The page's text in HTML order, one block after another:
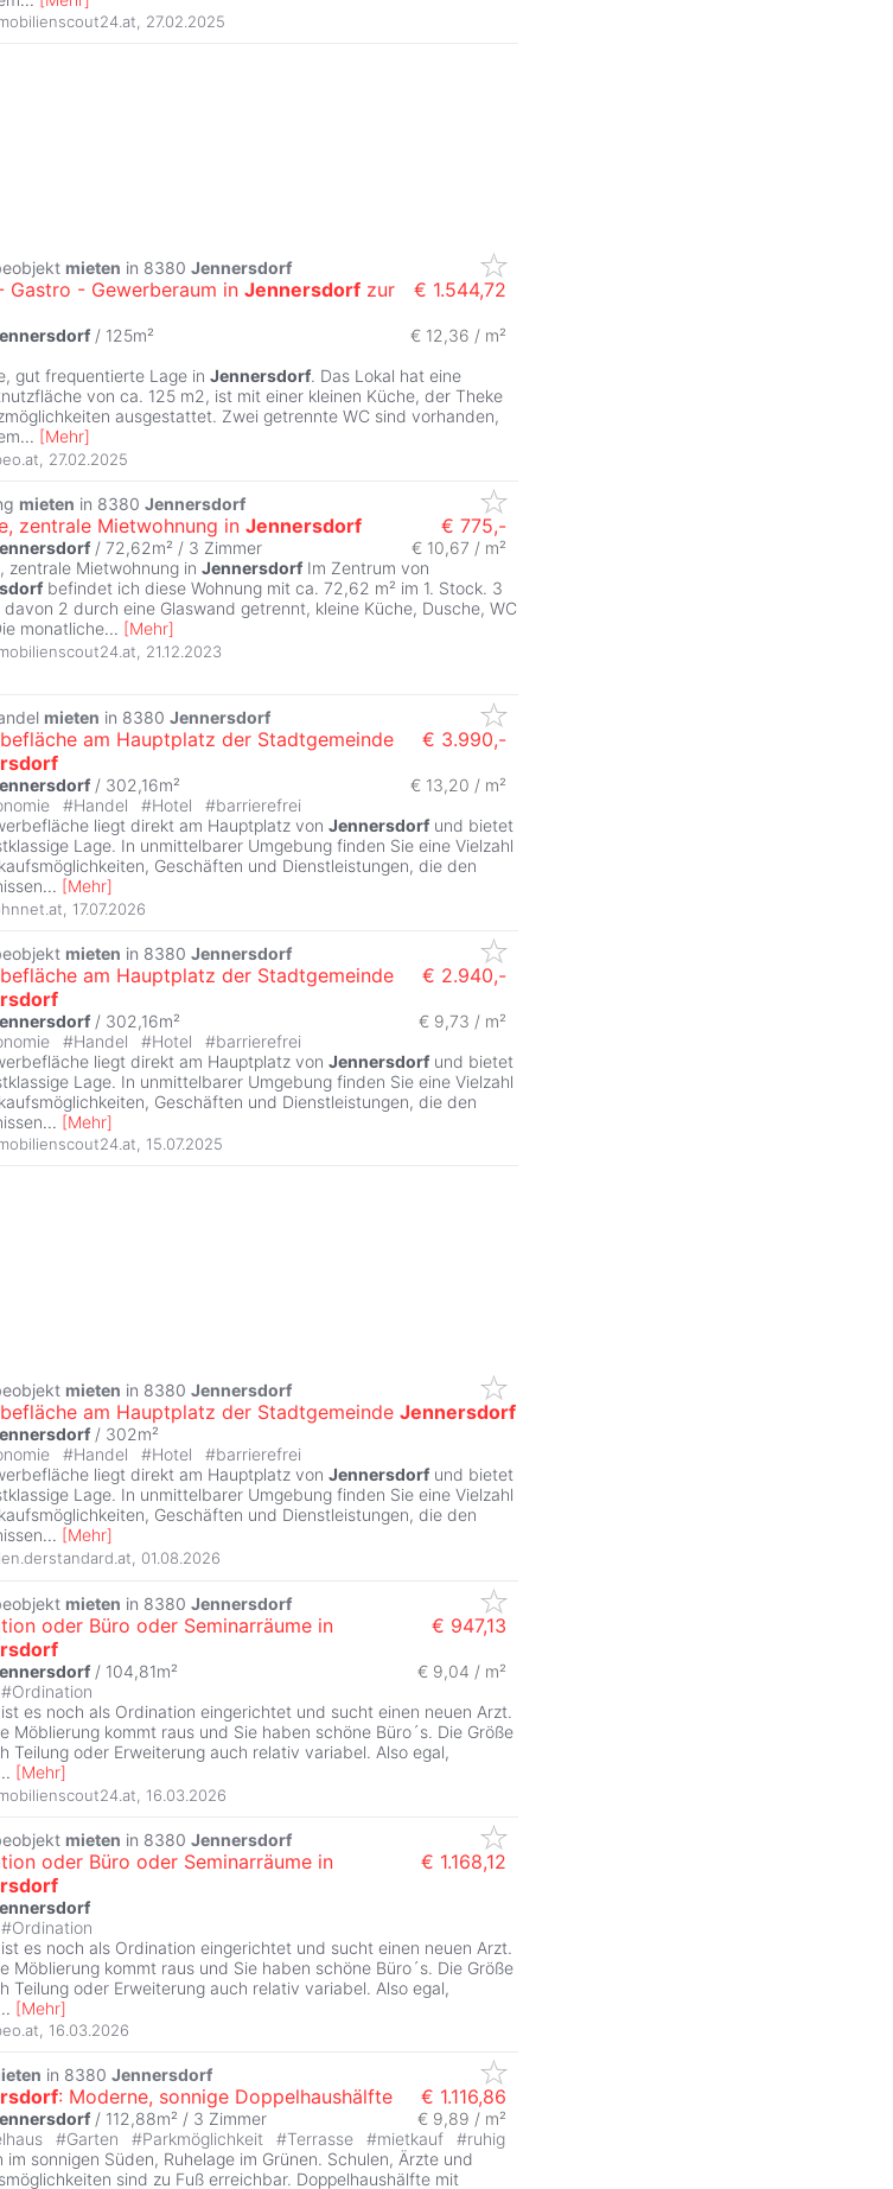
, 27.02.2025
mieten in 8380 Jennersdorf
Gastro - Gewerberaum in Jennersdorf zur
€ 1.544,72
/ 125m²
€ 12,36 / m²
gut frequentierte Lage in Jennersdorf. Das Lokal hat eine
von ca. 125 m2, ist mit einer kleinen Küche, der Theke
ausgestattet. Zwei getrennte WC sind vorhanden,
... [Mehr]
27.02.2025
mieten in 8380 Jennersdorf
zentrale Mietwohnung in Jennersdorf € 775,-
/ 72,62m² / 3 Zimmer
€ 10,67 / m²
zentrale Mietwohnung in Jennersdorf Im Zentrum von
befindet ich diese Wohnung mit ca. 72,62 m² im 1. Stock. 3
davon 2 durch eine Glaswand getrennt, kleine Küche, Dusche, WC
monatliche... [Mehr]
21.12.2023
mieten in 8380 Jennersdorf
am Hauptplatz der Stadtgemeinde
€ 3.990,-
/ 302,16m² € 13,20 / m²
#Handel #Hotel #barrierefrei
liegt direkt am Hauptplatz von Jennersdorf und bietet
Lage. In unmittelbarer Umgebung finden Sie eine Vielzahl
Geschäften und Dienstleistungen, die den
... [Mehr]
17.07.2026
mieten in 8380 Jennersdorf
am Hauptplatz der Stadtgemeinde
€ 2.940,-
/ 302,16m²
€ 9,73 / m²
#Handel #Hotel #barrierefrei
liegt direkt am Hauptplatz von Jennersdorf und bietet
Lage. In unmittelbarer Umgebung finden Sie eine Vielzahl
Geschäften und Dienstleistungen, die den
... [Mehr]
15.07.2025
mieten in 8380 Jennersdorf
am Hauptplatz der Stadtgemeinde Jennersdorf
/ 302m²
#Handel #Hotel #barrierefrei
liegt direkt am Hauptplatz von Jennersdorf und bietet
Lage. In unmittelbarer Umgebung finden Sie eine Vielzahl
Geschäften und Dienstleistungen, die den
... [Mehr]
01.08.2026
mieten in 8380 Jennersdorf
oder Büro oder Seminarräume in
€ 947,13
/ 104,81m²
€ 9,04 / m²
#Ordination
es noch als Ordination eingerichtet und sucht einen neuen Arzt.
Möblierung kommt raus und Sie haben schöne Büro´s. Die Größe
Teilung oder Erweiterung auch relativ variabel. Also egal,
[Mehr]
16.03.2026
mieten in 8380 Jennersdorf
oder Büro oder Seminarräume in
€ 1.168,12
#Ordination
es noch als Ordination eingerichtet und sucht einen neuen Arzt.
Möblierung kommt raus und Sie haben schöne Büro´s. Die Größe
Teilung oder Erweiterung auch relativ variabel. Also egal,
[Mehr]
, 16.03.2026
in 8380 Jennersdorf
: Moderne, sonnige Doppelhaushälfte € 1.116,86
/ 112,88m² / 3 Zimmer
€ 9,89 / m²
#Garten #Parkmöglichkeit #Terrasse #mietkauf #ruhig
im sonnigen Süden, Ruhelage im Grünen. Schulen, Ärzte und
sind zu Fuß erreichbar. Doppelhaushälfte mit